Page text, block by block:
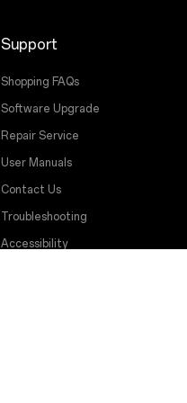
Support
Shopping FAQs
Software Upgrade
Repair Service
User Manuals
Contact Us
Troubleshooting
Accessibility